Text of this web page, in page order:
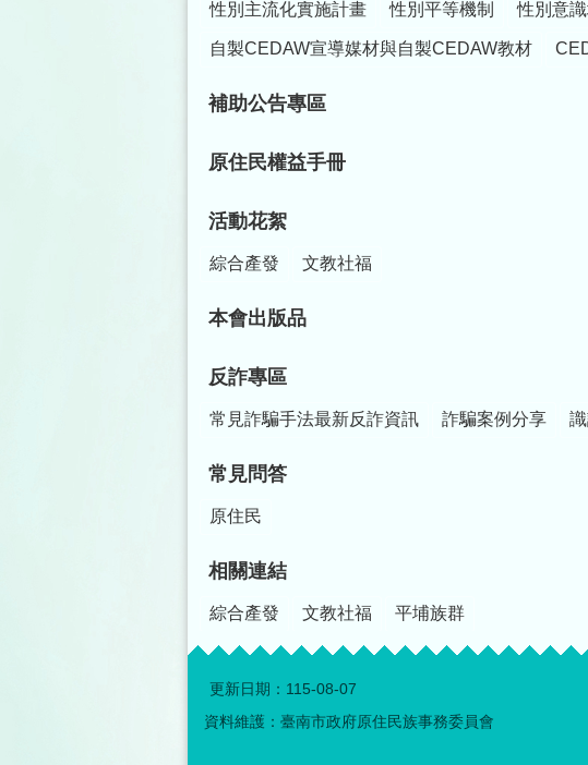
性別主流化實施計畫 性別平等機制 性別意
自製CEDAW宣導媒材與自製CEDAW教材
補助公告專區
原住民權益手冊
活動花絮
綜合產發 文教社福
本會出版品
反詐專區
常見詐騙手法最新反詐資訊 詐騙案例分享
常見問答
原住民
相關連結
綜合產發 文教社福 平埔族群
更新日期： 115-08-07
資料維護：臺南市政府原住民族事務委員會